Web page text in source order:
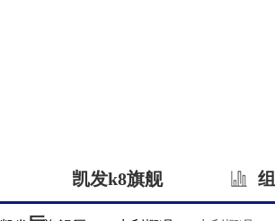
凯发k8旗舰